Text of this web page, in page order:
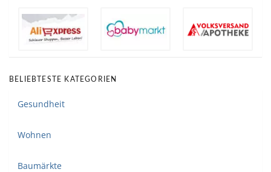
BELIEBTESTE KATEGORIEN
Gesundheit
Wohnen
Baumärkte